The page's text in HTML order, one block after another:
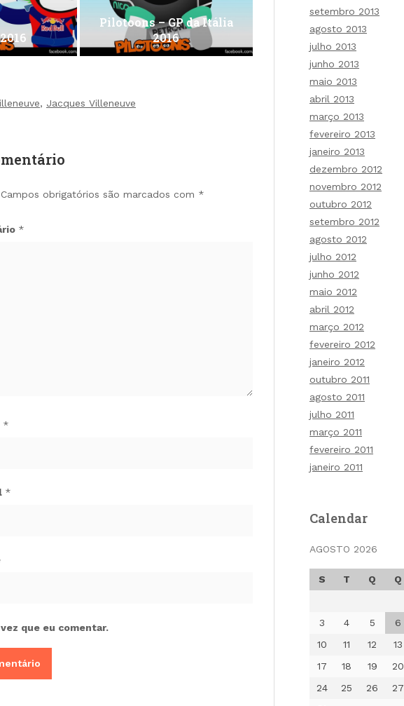
Pilotoons – GP da Itália
2016
, Jacques Villeneuve
Campos obrigatórios são marcados com *
*
*
*
que eu comentar.
setembro 2013
agosto 2013
julho 2013
junho 2013
maio 2013
abril 2013
março 2013
fevereiro 2013
janeiro 2013
dezembro 2012
novembro 2012
outubro 2012
setembro 2012
agosto 2012
julho 2012
junho 2012
maio 2012
abril 2012
março 2012
fevereiro 2012
janeiro 2012
outubro 2011
agosto 2011
julho 2011
março 2011
fevereiro 2011
janeiro 2011
Calendar
AGOSTO 2026
S T Q Q
3
4 5 6
10
11 12 13
17
18 19 20
24
25 26 27